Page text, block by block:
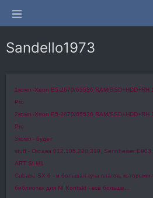
Sandello1973
1комп -Xeon E5-2670/65536 RAM/
Pro
2комп -Xeon E5-2670/65536 RAM/
Pro
3комп - будет
stuff - Октава 012,105,220,319, Sennheiser
ART SLM1
Cubase SX 6 - и большая куча плагов,
библиотек для NI Kontakt - всё больше...